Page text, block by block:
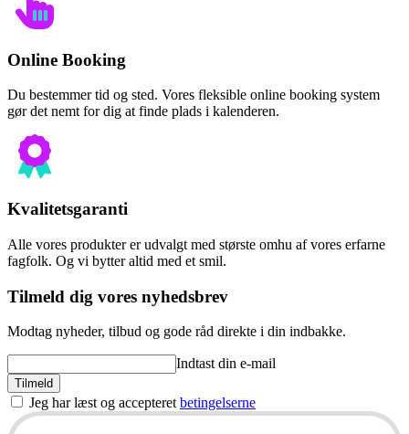
Online Booking
Du bestemmer tid og sted. Vores fleksible online booking system
gør det nemt for dig at finde plads i kalenderen.
Kvalitetsgaranti
Alle vores produkter er udvalgt med største omhu af vores erfarne
fagfolk. Og vi bytter altid med et smil.
Tilmeld dig vores nyhedsbrev
Modtag nyheder, tilbud og gode råd direkte i din indbakke.
Indtast din e-mail
Tilmeld
Jeg har læst og accepteret betingelserne